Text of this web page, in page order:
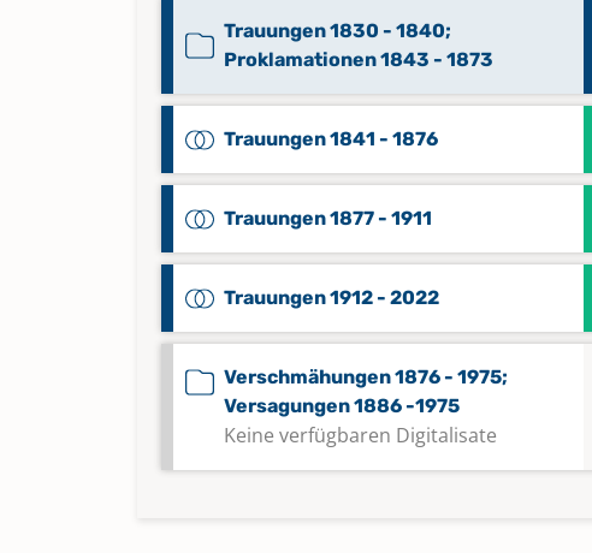
Trauungen 1830 - 1840;
Proklamationen 1843 - 1873
Trauungen 1841 - 1876
Trauungen 1877 - 1911
Trauungen 1912 - 2022
Verschmähungen 1876 - 1975;
Versagungen 1886 -1975
Keine verfügbaren Digitalisate